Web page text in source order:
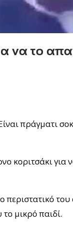
να το
πράγματι
κοριτσάκι για
περιστατικό
μικρό παιδί.